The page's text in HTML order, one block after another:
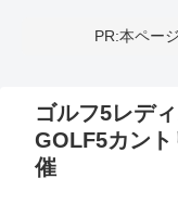
PR:本ペー
ゴルフ5レデ
GOLF5カント
催